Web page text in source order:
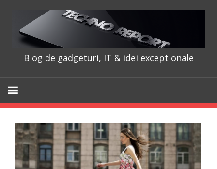
content
Blog de gadgeturi, IT & idei exceptionale